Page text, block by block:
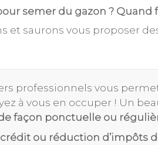
semer du gazon ? Quand
et saurons vous proposer
professionnels vous
à vous en occuper ! Un
façon ponctuelle ou
crédit ou réduction d’impôts